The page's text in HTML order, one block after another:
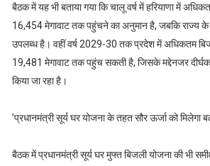
बैठक में यह भी बताया गया कि चालू वर्ष में हरियाणा में
16,454 मेगावाट तक पहुंचने का अनुमान है, जबकि राज्य
उपलब्ध है। वहीं वर्ष 2029-30 तक प्रदेश में अधिकतम
19,481 मेगावाट तक पहुंच सकती है, जिसके मद्देनजर
किया जा रहा है।
’प्रधानमंत्री सूर्य घर योजना के तहत सौर ऊर्जा को मिलेगा
बैठक में प्रधानमंत्री सूर्य घर मुफ्त बिजली योजना की भी